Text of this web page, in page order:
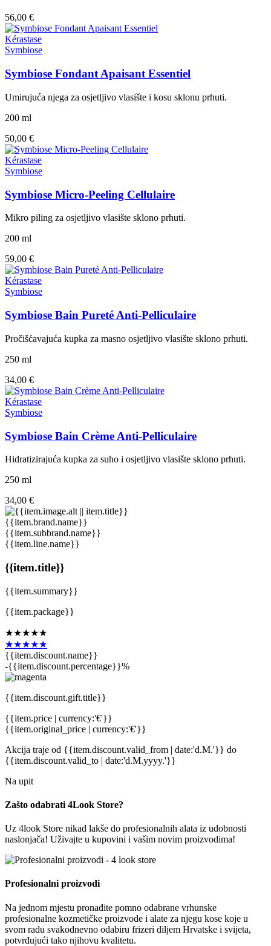
56,00 €
Kérastase
Symbiose
Symbiose Fondant Apaisant Essentiel
Umirujuća njega za osjetljivo vlasište i kosu sklonu prhuti.
200 ml
50,00 €
Kérastase
Symbiose
Symbiose Micro-Peeling Cellulaire
Mikro piling za osjetljivo vlasište sklono prhuti.
200 ml
59,00 €
Kérastase
Symbiose
Symbiose Bain Pureté Anti-Pelliculaire
Pročišćavajuća kupka za masno osjetljivo vlasište sklono prhuti.
250 ml
34,00 €
Kérastase
Symbiose
Symbiose Bain Crème Anti-Pelliculaire
Hidratizirajuća kupka za suho i osjetljivo vlasište sklono prhuti.
250 ml
34,00 €
{{item.brand.name}}
{{item.subbrand.name}}
{{item.line.name}}
{{item.title}}
{{item.summary}}
{{item.package}}
★★★★★
★★★★★
{{item.discount.name}}
-{{item.discount.percentage}}%
{{item.discount.gift.title}}
{{item.price | currency:'€'}}
{{item.original_price | currency:'€'}}
Akcija traje od {{item.discount.valid_from | date:'d.M.'}} do
{{item.discount.valid_to | date:'d.M.yyyy.'}}
Na upit
Zašto odabrati 4Look Store?
Uz 4look Store nikad lakše do profesionalnih alata iz udobnosti
naslonjača! Uživajte u kupovini i vašim novim proizvodima!
Profesionalni proizvodi
Na jednom mjestu pronađite pomno odabrane vrhunske
profesionalne kozmetičke proizvode i alate za njegu kose koje u
svom radu svakodnevno odabiru frizeri diljem Hrvatske i svijeta,
potvrđujući tako njihovu kvalitetu.